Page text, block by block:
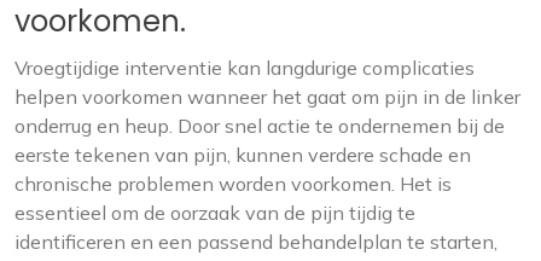
voorkomen.
Vroegtijdige interventie kan langdurige complicaties
helpen voorkomen wanneer het gaat om pijn in de linker
onderrug en heup. Door snel actie te ondernemen bij de
eerste tekenen van pijn, kunnen verdere schade en
chronische problemen worden voorkomen. Het is
essentieel om de oorzaak van de pijn tijdig te
identificeren en een passend behandelplan te starten,